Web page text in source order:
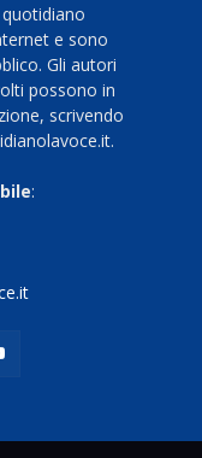
e sono
Gli autori
possono in
scrivendo
: